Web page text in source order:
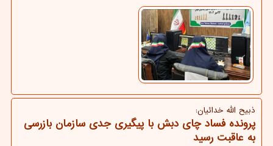
ذبیح الله خدائیان:
پرونده فساد چای دبش با پیگیری جدی سازمان بازرسی
به عاقبت رسید